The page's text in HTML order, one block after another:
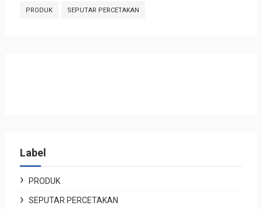
PRODUK SEPUTAR PERCETAKAN
Label
PRODUK
SEPUTAR PERCETAKAN